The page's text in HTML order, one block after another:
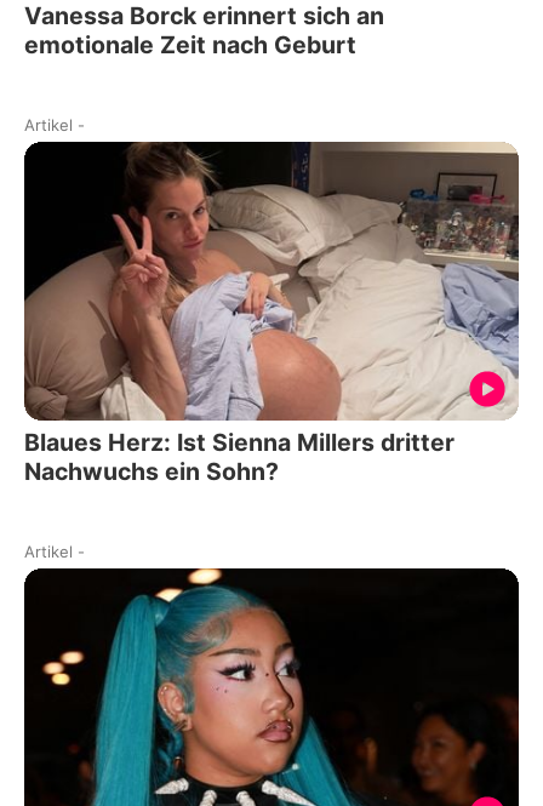
Vanessa Borck erinnert sich an
emotionale Zeit nach Geburt
Artikel -
Blaues Herz: Ist Sienna Millers dritter
Nachwuchs ein Sohn?
Artikel -